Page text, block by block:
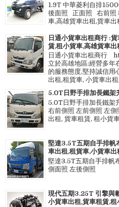
1.9T 中華菱利自排
後面照 正面照 右前照
車,高雄貨車出租,貨車出
日通小貨車出租商行 :
賃,租小貨車,高雄貨車出
日通小貨車出租商行
立於高雄地區:經營多年
的服務態度,堅持誠信用
出租,租貨車, 小貨車出
5.0T日野手排加長鐵
5.0T日野手排加長鐵架
右前側照 左前側照 左
出租, 貨車租賃, 租小貨
堅達3.5T五期自手排帆
車出租,租貨車,小貨車出
堅達3.5T五期自手排帆
側面照 左後側照
現代五期3.25T 引擎與
小貨車出租,貨車租賃,租